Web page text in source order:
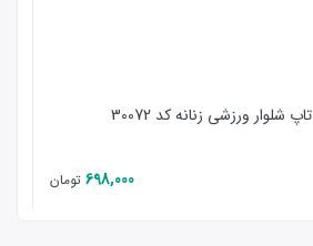
تاپ شلوار ورزشی زنانه کد 30072
698,000 تومان